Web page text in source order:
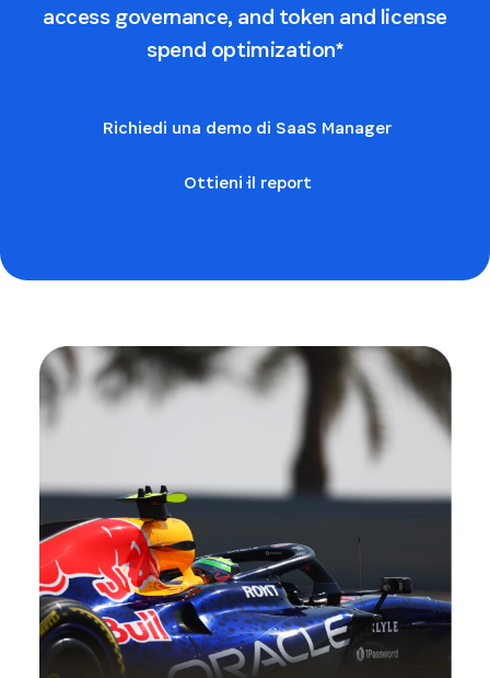
access governance, and token and license
spend optimization*
Richiedi una demo di SaaS Manager
Ottieni il report